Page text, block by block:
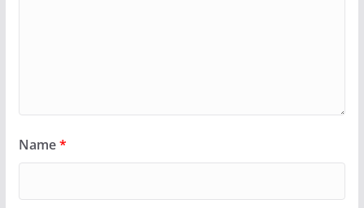
Name*